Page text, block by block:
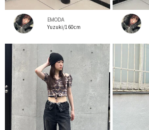
EMODA
Yuzuki/160cm